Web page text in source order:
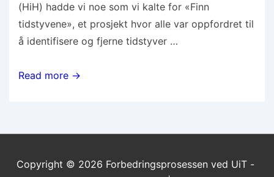
(HiH) hadde vi noe som vi kalte for «Finn
tidstyvene», et prosjekt hvor alle var oppfordret til
å identifisere og fjerne tidstyver …
Read more →
Copyright © 2026 Forbedringsprosessen ved UiT -